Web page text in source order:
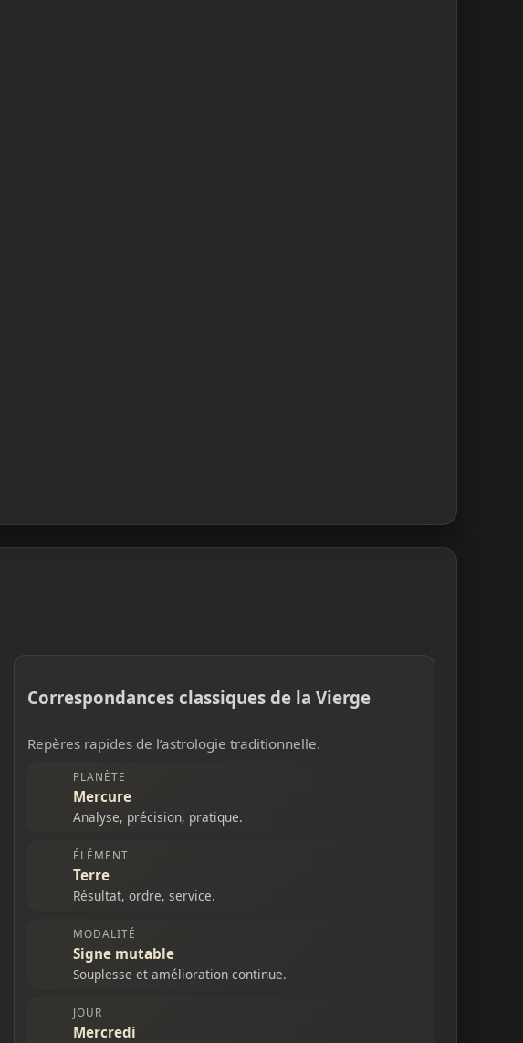
Correspondances classiques de la Vierge
Repères rapides de l’astrologie traditionnelle.
PLANÈTE
Mercure
Analyse, précision, pratique.
ÉLÉMENT
Terre
Résultat, ordre, service.
MODALITÉ
Signe mutable
Souplesse et amélioration continue.
JOUR
Mercredi